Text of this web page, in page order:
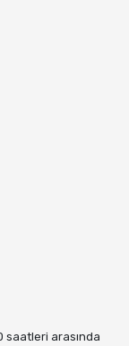
saatleri arasında